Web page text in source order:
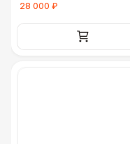
28 000 ₽